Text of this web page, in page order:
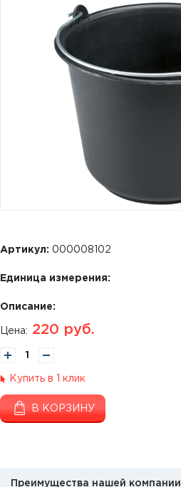
Артикул: 000008102
Единица измерения:
Описание:
Цена: 220 руб.
Купить в 1 клик
В КОРЗИНУ
Преимущества нашей компании